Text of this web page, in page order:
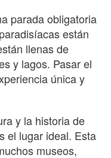
parada obligatoria
están
llenas de
y lagos. Pasar el
única y
y la historia de
el lugar ideal. Esta
museos,